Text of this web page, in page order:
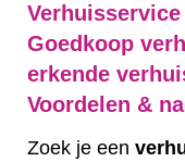
Goedkoop
erkende
Voordelen &
Zoek je een